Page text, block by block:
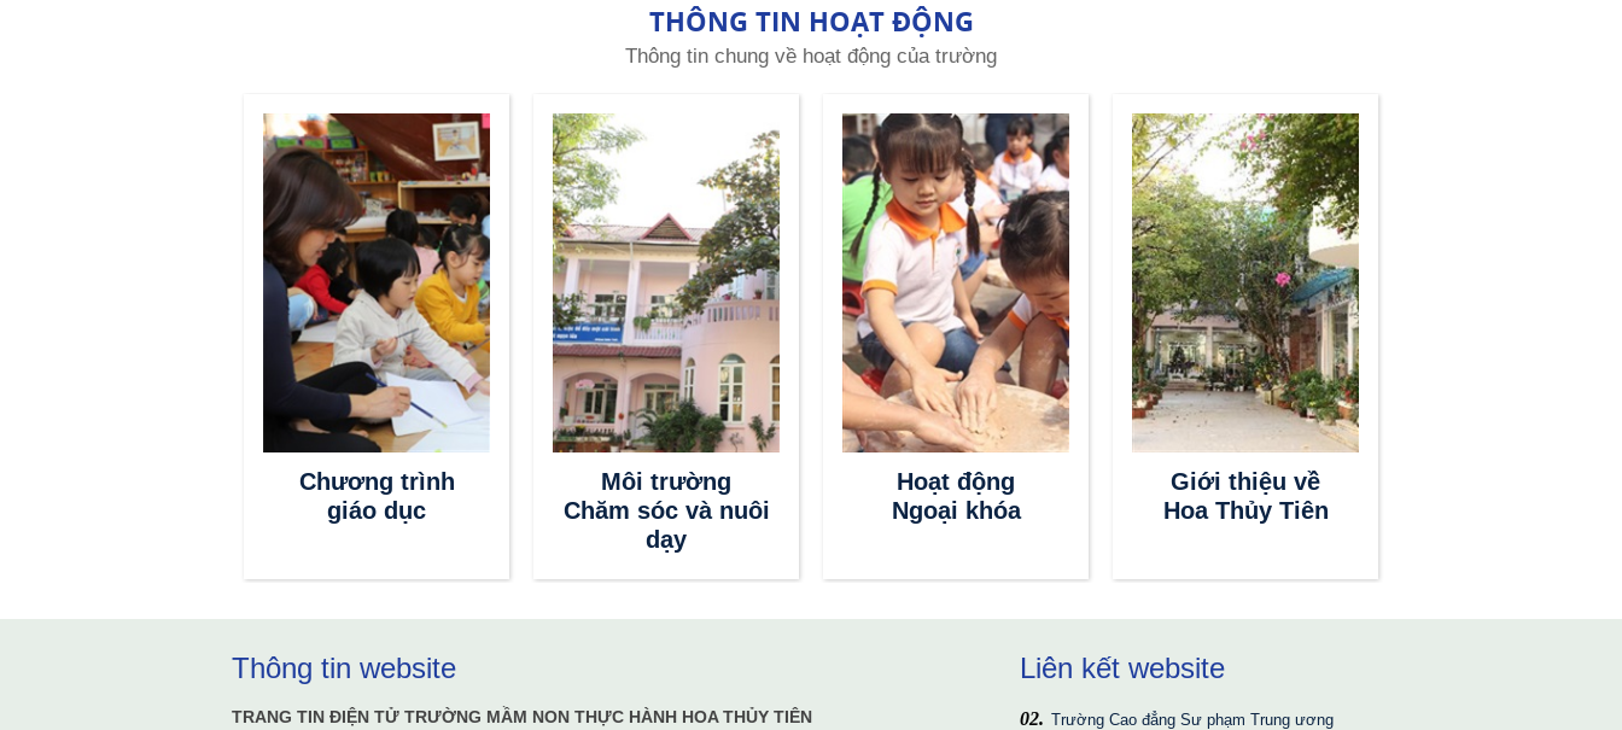
THÔNG TIN HOẠT ĐỘNG
Thông tin chung về hoạt động của trường
Chương trình
giáo dục
Môi trường
Chăm sóc và nuôi
dạy
Hoạt động
Ngoại khóa
Giới thiệu về
Hoa Thủy Tiên
Thông tin website
TRANG TIN ĐIỆN TỬ TRƯỜNG MẦM NON THỰC HÀNH HOA THỦY TIÊN
Liên kết website
Trường Cao đẳng Sư phạm Trung ương